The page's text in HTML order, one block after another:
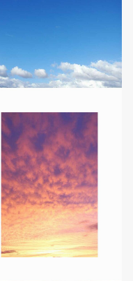
無料ダウンロード
無料ダウンロード